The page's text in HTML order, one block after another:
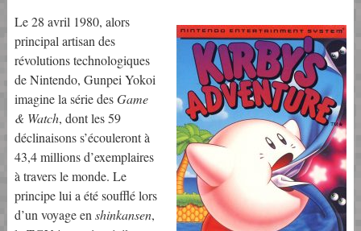
Le 28 avril 1980, alors
principal artisan des
révolutions technologiques
de Nintendo, Gunpei Yokoi
imagine la série desGame
& Watch, dont les 59
déclinaisons s’écouleront à
43,4 millions d’exemplaires
à travers le monde. Le
principe lui a été soufflé lors
d’un voyage enshinkansen,